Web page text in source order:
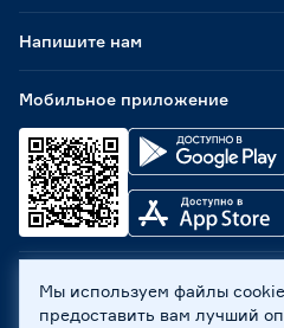
Мобильное приложение
Напишите нам
ООО «Бауцентр Рус» 2004 -
ул. А.Невского, 205. ИНН
Мы используем файлы
предоставить вам лучший